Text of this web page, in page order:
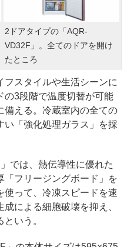
2ドアタイプの「AQR-
VD32F」。全てのドアを開け
たところ
スタイルや生活シーンに
の3段階で温度切替が可能
備える。冷蔵室内の全ての
い「強化処理ガラス」を採
では、熱伝導性に優れた
「フリージングボード」を
使って、冷凍スピードを速
による細胞破壊を抑え、
いう。